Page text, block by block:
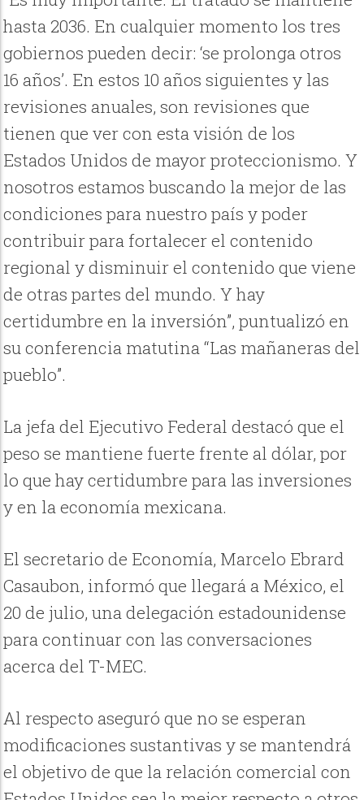
hasta 2036. En cualquier momento los tres
gobiernos pueden decir: ‘se prolonga otros
16 años’. En estos 10 años siguientes y las
revisiones anuales, son revisiones que
tienen que ver con esta visión de los
Estados Unidos de mayor proteccionismo. Y
nosotros estamos buscando la mejor de las
condiciones para nuestro país y poder
contribuir para fortalecer el contenido
regional y disminuir el contenido que viene
de otras partes del mundo. Y hay
certidumbre en la inversión”, puntualizó en
su conferencia matutina “Las mañaneras del
pueblo”.
La jefa del Ejecutivo Federal destacó que el
peso se mantiene fuerte frente al dólar, por
lo que hay certidumbre para las inversiones
y en la economía mexicana.
El secretario de Economía, Marcelo Ebrard
Casaubon, informó que llegará a México, el
20 de julio, una delegación estadounidense
para continuar con las conversaciones
acerca del T-MEC.
Al respecto aseguró que no se esperan
modificaciones sustantivas y se mantendrá
el objetivo de que la relación comercial con